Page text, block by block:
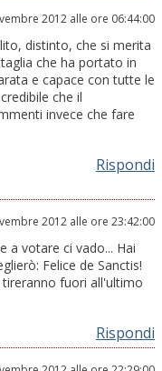
2012 alle ore 06:44:00
distinto, che si merita
che ha portato in
e capace con tutte le
che il
invece che fare
Rispondi
2012 alle ore 23:42:00
a votare ci vado... Hai
Felice de Sanctis!
fuori all'ultimo
Rispondi